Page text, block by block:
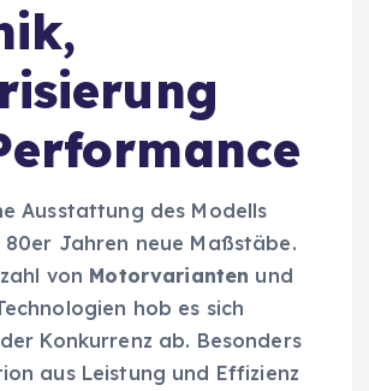
Ausstattung des Modells
Jahren neue Maßstäbe.
von Motorvarianten und
hob es sich
Konkurrenz ab. Besonders
aus Leistung und Effizienz